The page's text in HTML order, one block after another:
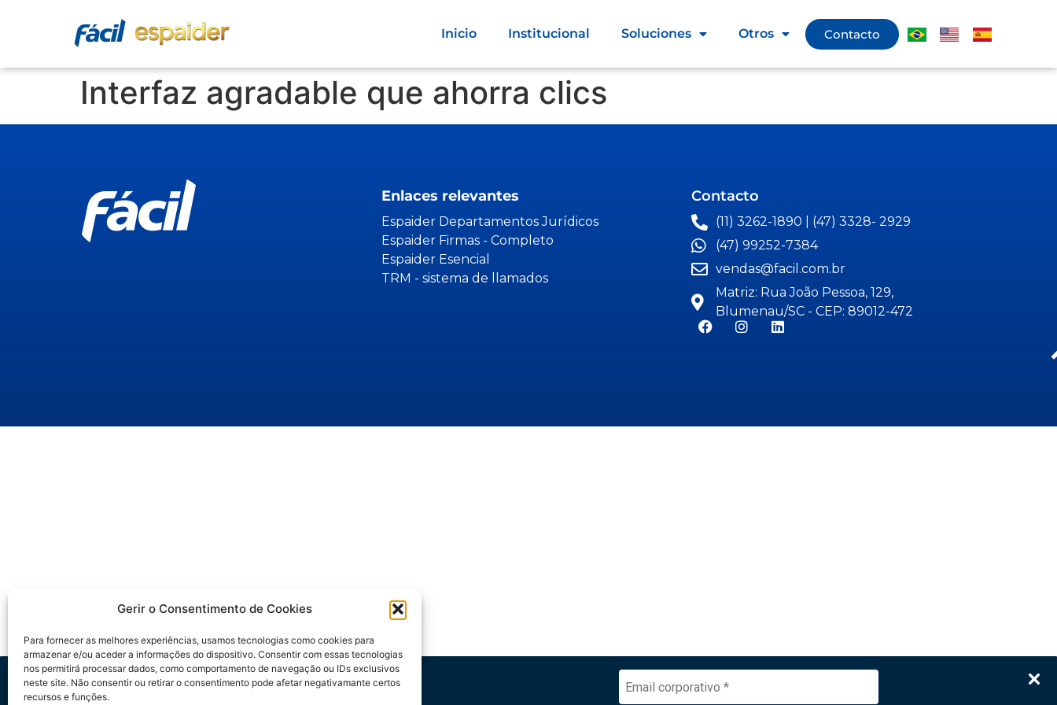
Trilha IA no Jurídico
Gerir o Consentimento de Cookies
Para fornecer as melhores experiências, usamos tecnologias como cookies para
armazenar e/ou aceder a informações do dispositivo. Consentir com essas tecnologias
nos permitirá processar dados, como comportamento de navegação ou IDs exclusivos
neste site. Não consentir ou retirar o consentimento pode afetar negativamante certos
recursos e funções.
Inicio Institucional Soluciones Otros Contacto
Interfaz agradable que ahorra clics
Enlaces relevantes
Espaider Departamentos Jurídicos
Espaider Firmas - Completo
Espaider Esencial
TRM - sistema de llamados
Contacto
(11) 3262-1890 | (47) 3328- 2929
(47) 99252-7384
vendas@facil.com.br
Matriz: Rua João Pessoa, 129,
Blumenau/SC - CEP: 89012-472